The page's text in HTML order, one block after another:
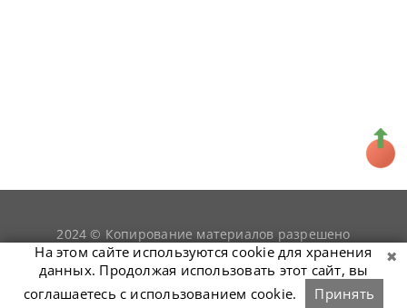
2024 © Копирование материалов разрешено
только при условии гиперссылки наsnookerist.ru
На этом сайте используются cookie для хранения
данных. Продолжая использовать этот сайт, вы
соглашаетесь с использованием cookie.
Принять